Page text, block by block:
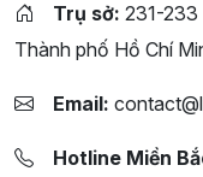
Trụ sở: 231-233
Thành phố Hồ Chí
Email:
Hotline Miền